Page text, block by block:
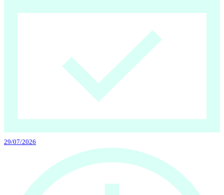
29/07/2026